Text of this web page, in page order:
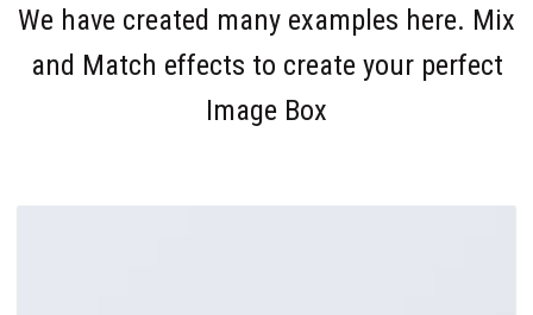
We have created many examples here. Mix
and Match effects to create your perfect
Image Box